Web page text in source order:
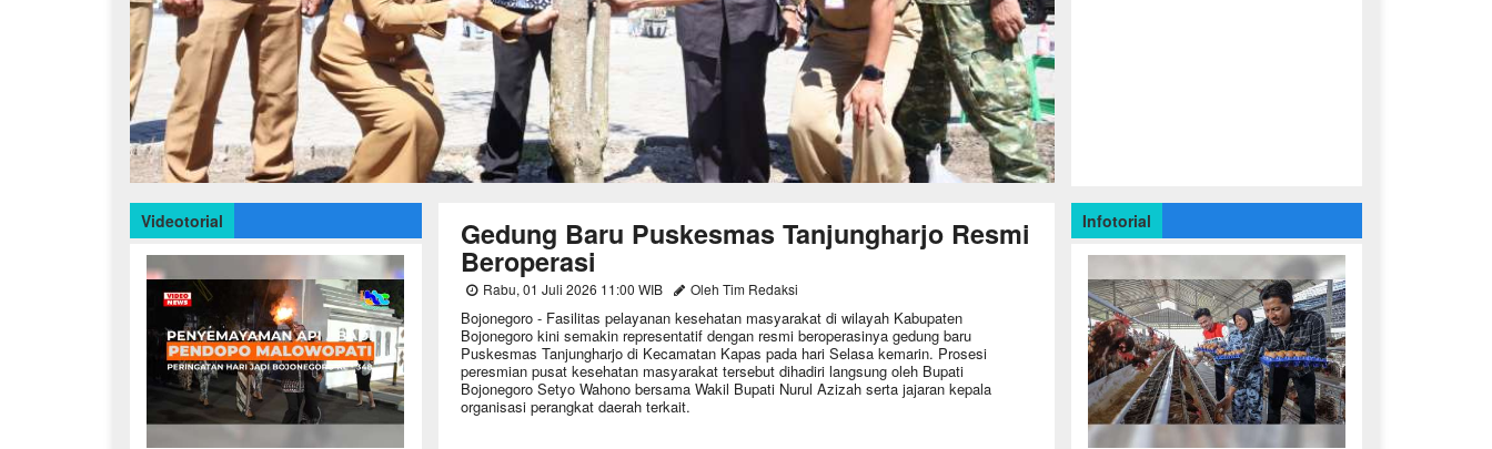
Gedung Baru Puskesmas Tanjungharjo Resmi
Beroperasi
Rabu, 01 Juli 2026 11:00 WIB Oleh Tim Redaksi
Bojonegoro - Fasilitas pelayanan kesehatan masyarakat di wilayah Kabupaten
Bojonegoro kini semakin representatif dengan resmi beroperasinya gedung baru
Puskesmas Tanjungharjo di Kecamatan Kapas pada hari Selasa kemarin. Prosesi
peresmian pusat kesehatan masyarakat tersebut dihadiri langsung oleh Bupati
Bojonegoro Setyo Wahono bersama Wakil Bupati Nurul Azizah serta jajaran kepala
organisasi perangkat daerah terkait.
Videotorial Infotorial